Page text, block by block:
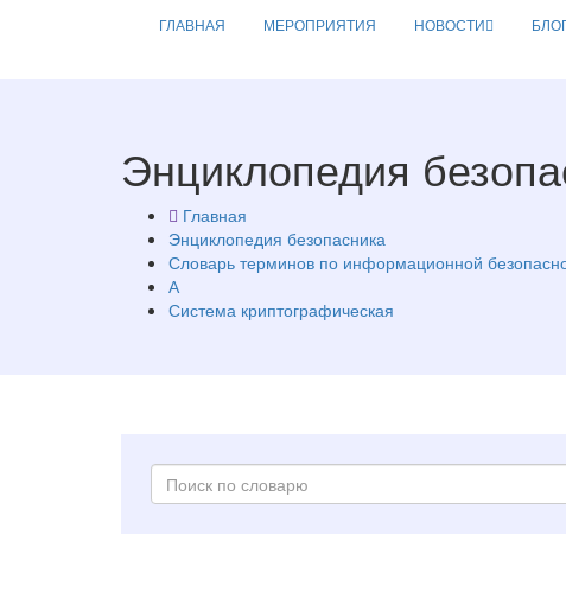
ГЛАВНАЯ МЕРОПРИЯТИЯ НОВОСТИ
Энциклопедия
Главная
Энциклопедия безопасника
Словарь терминов по информационной
А
Система криптографическая